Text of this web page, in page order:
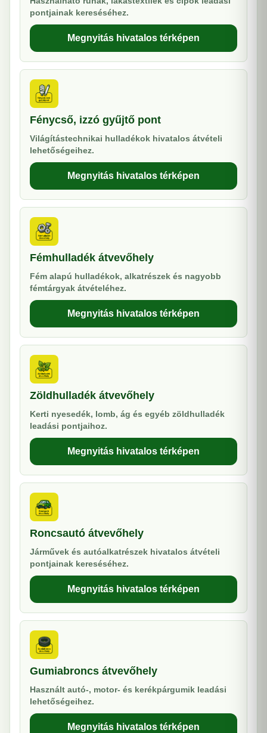
pontjainak kereséséhez.
Megnyitás hivatalos térképen
Fénycső, izzó gyűjtő pont
Világítástechnikai hulladékok hivatalos átvételi
lehetőségeihez.
Megnyitás hivatalos térképen
Fémhulladék átvevőhely
Fém alapú hulladékok, alkatrészek és nagyobb
fémtárgyak átvételéhez.
Megnyitás hivatalos térképen
Zöldhulladék átvevőhely
Kerti nyesedék, lomb, ág és egyéb zöldhulladék
leadási pontjaihoz.
Megnyitás hivatalos térképen
Roncsautó átvevőhely
Járművek és autóalkatrészek hivatalos átvételi
pontjainak kereséséhez.
Megnyitás hivatalos térképen
Gumiabroncs átvevőhely
Használt autó-, motor- és kerékpárgumik leadási
lehetőségeihez.
Megnyitás hivatalos térképen